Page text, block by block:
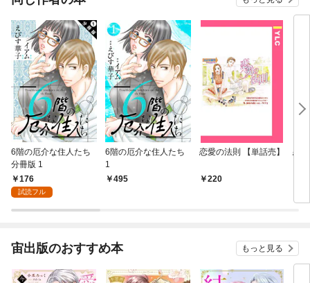
6階の厄介な住人たち
分冊版 1
176
試読フル
6階の厄介な住人たち
1
495
恋愛の法則 【単話売】
220
恋
宙出版のおすすめ本 もっと見る